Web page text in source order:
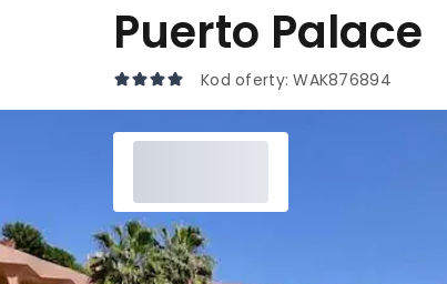
Puerto Palace
Kod oferty:WAK876894